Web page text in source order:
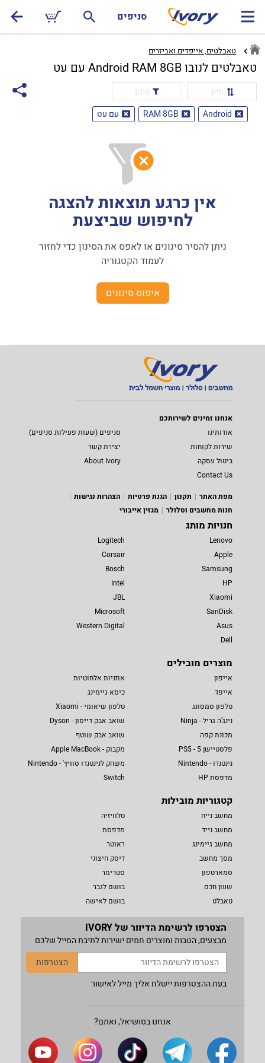
סניפים
טאבלטים, אייפדים ואביזרים
טאבלטים לנובו Android RAM 8GB עם עט
מיון
סינון
Android
RAM 8GB עם עט
אין כרגע תוצאות להצגה
לחיפוש שביצעת
ניתן להסיר סינונים או לאפס את הסינון כדי לחזור
לעמוד הקטגוריה
איפוס סינונים
אנחנו זמינים לשירותכם
אודותינו
סניפים (שעות פעילות סניפים)
שירות לקוחות
יצירת קשר
ביטול עסקה
About Ivory
Contact Us
מפת האתר
תקנון הגנת פרטיות
הצהרות נגישות
חנות מחשבים וסלולר
מגזין אייבורי
חנויות מותג
Lenovo
Apple
Samsung
HP
Xiaomi
SanDisk
Asus
Dell
Logitech
Corsair
Bosch
Intel
JBL
Microsoft
Western Digital
מוצרים מובילים
אייפון
אייפד
טלפון סמסונג
נינג'ה גריל - Ninja
מכונת קפה
פלסטיישן 5 - PS5
נינטנדו - Nintendo
מדפסת HP
אוזניות אלחוטיות
כיסא גיימינג
טלפון שיאומי - Xiaomi
שואב אבק דייסון - Dyson
שואב אבק שוטף
מקבוק - Apple MacBook
משחק לנינטנדו סוויץ' - Nintendo
Switch
קטגוריות מובילות
מחשב נייח
מחשב נייד
מחשב גיימינג
מסך מחשב
סמארטפון
שעון חכם
טאבלט
טלוויזיה
מדפסת
ראוטר
דיסק חיצוני
סטרימר
בושם לגבר
בושם לאישה
הצטרפו לרשימת הדיוור של IVORY
מבצעים, הטבות ומוצרים חמים ישירות לתיבת המייל שלכם
הצטרפות
בעת ההצטרפות יישלח אליך מייל לאישור
אנחנו בסושיאל, ואתם?